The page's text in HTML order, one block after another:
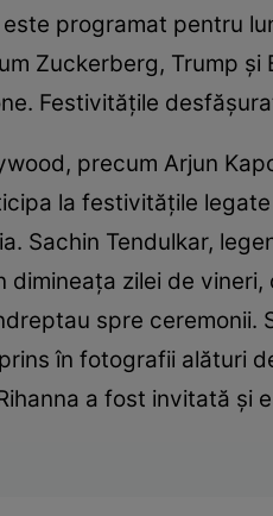
programat pentru
Zuckerberg, Trump
Festivitățile
precum Arjun
la festivitățile
Sachin Tendulkar,
zilei de
spre
în fotografii alături
a fost invitată și